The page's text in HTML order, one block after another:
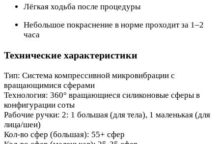
Лёгкая ходьба после процедуры
Небольшое покраснение в норме проходит за 1–2
часа
Технические характеристики
Тип: Система компрессивной микровибрации с
вращающимися сферами
Технология: 360° вращающиеся силиконовые сферы в
конфигурации соты
Рабочие ручки: 2: 1 большая (для тела), 1 маленькая (для
лица/шеи)
Кол-во сфер (большая): 55+ сфер